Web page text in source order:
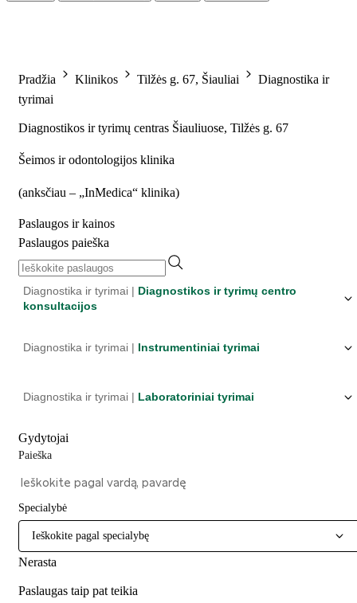
Pradžia Klinikos Tilžės g. 67, Šiauliai
Diagnostika ir
tyrimai
Diagnostikos ir tyrimų centras Šiauliuose, Tilžės g. 67
Šeimos ir odontologijos klinika
(anksčiau – „InMedica“ klinika)
Paslaugos ir kainos
Paslaugos paieška
Diagnostika ir tyrimai | Diagnostikos ir tyrimų centro
konsultacijos
Diagnostika ir tyrimai | Instrumentiniai tyrimai
Diagnostika ir tyrimai | Laboratoriniai tyrimai
Gydytojai
Paieška
Specialybė
Ieškokite pagal specialybę
Nerasta
Paslaugas taip pat teikia